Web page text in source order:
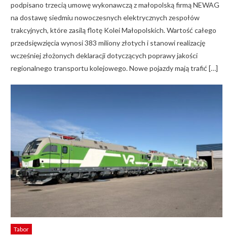
podpisano trzecią umowę wykonawczą z małopolską firmą NEWAG
na dostawę siedmiu nowoczesnych elektrycznych zespołów
trakcyjnych, które zasilą flotę Kolei Małopolskich. Wartość całego
przedsięwzięcia wynosi 383 miliony złotych i stanowi realizację
wcześniej złożonych deklaracji dotyczących poprawy jakości
regionalnego transportu kolejowego. Nowe pojazdy mają trafić […]
Tabor